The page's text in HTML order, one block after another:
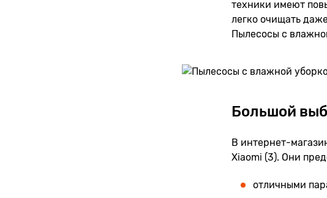
техники имеют
легко очищать
Пылесосы с
Большой
В интернет-
Xiaomi (3). Они
отличными